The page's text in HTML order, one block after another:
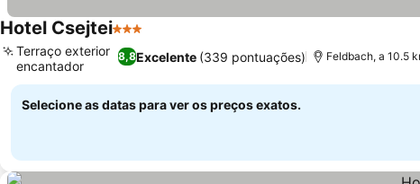
Hotel Csejtei3 Estrelas
8,8Excelente (339 pontuações)
Terraço exterior
encantador
Feldbach, a 10.5
Selecione as datas para ver os preços exatos.